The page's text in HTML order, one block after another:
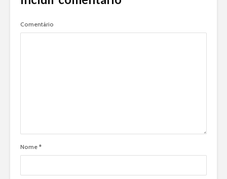
Comentário
Nome *